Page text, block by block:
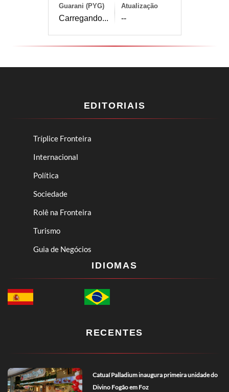
Guarani (PYG)
Carregando...
Atualização
--
EDITORIAIS
Tríplice Fronteira
Internacional
Política
Sociedade
Rolê na Fronteira
Turismo
Guia de Negócios
IDIOMAS
RECENTES
Catuaí Palladium inaugura primeira unidade do
Divino Fogão em Foz